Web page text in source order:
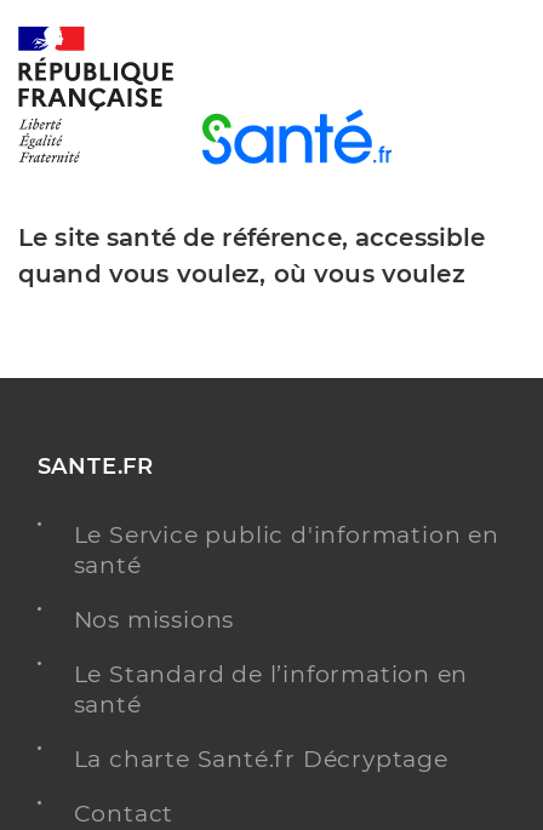
Le site santé de référence, accessible
quand vous voulez, où vous voulez
SANTE.FR
Le Service public d'information en
santé
Nos missions
Le Standard de l’information en
santé
La charte Santé.fr Décryptage
Contact